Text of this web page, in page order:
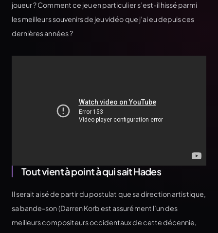
joueur ? Comment ce jeu en particulier s’est-il hissé parmi
les meilleurs souvenirs de jeu vidéo que j’ai eu depuis ces
dernières années ?
Tout vient à point à qui sait Hades
Il serait aisé de partir du postulat que sa direction artistique,
sa bande-son (Darren Korb est assurément l’un des
meilleurs compositeurs occidentaux de cette décennie,